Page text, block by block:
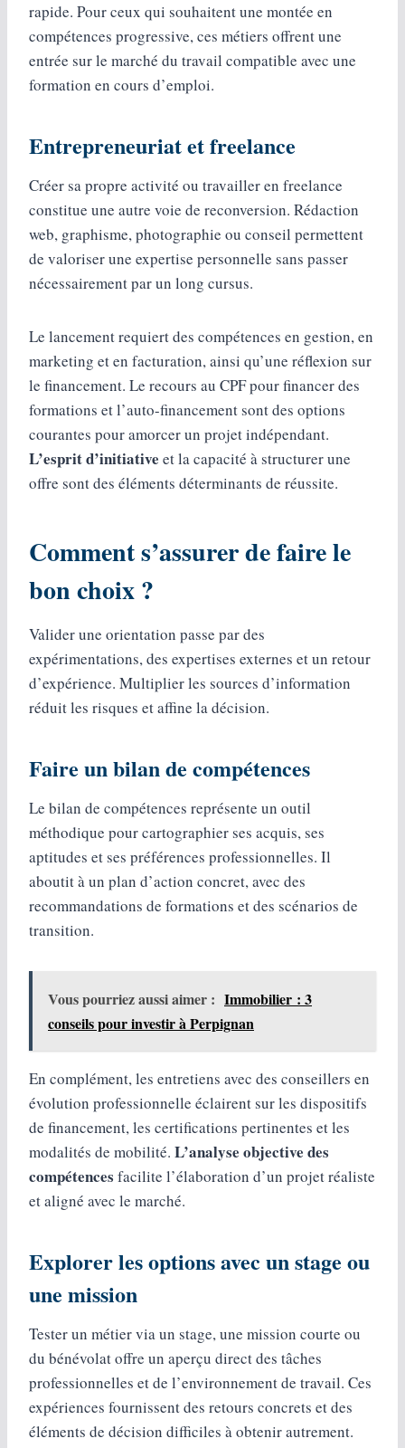
rapide. Pour ceux qui souhaitent une montée en
compétences progressive, ces métiers offrent une
entrée sur le marché du travail compatible avec une
formation en cours d’emploi.
Entrepreneuriat et freelance
Créer sa propre activité ou travailler en freelance
constitue une autre voie de reconversion. Rédaction
web, graphisme, photographie ou conseil permettent
de valoriser une expertise personnelle sans passer
nécessairement par un long cursus.
Le lancement requiert des compétences en gestion, en
marketing et en facturation, ainsi qu’une réflexion sur
le financement. Le recours au CPF pour financer des
formations et l’auto-financement sont des options
courantes pour amorcer un projet indépendant.
L’esprit d’initiative et la capacité à structurer une
offre sont des éléments déterminants de réussite.
Comment s’assurer de faire le
bon choix ?
Valider une orientation passe par des
expérimentations, des expertises externes et un retour
d’expérience. Multiplier les sources d’information
réduit les risques et affine la décision.
Faire un bilan de compétences
Le bilan de compétences représente un outil
méthodique pour cartographier ses acquis, ses
aptitudes et ses préférences professionnelles. Il
aboutit à un plan d’action concret, avec des
recommandations de formations et des scénarios de
transition.
Vous pourriez aussi aimer : Immobilier : 3
conseils pour investir à Perpignan
En complément, les entretiens avec des conseillers en
évolution professionnelle éclairent sur les dispositifs
de financement, les certifications pertinentes et les
modalités de mobilité. L’analyse objective des
compétences facilite l’élaboration d’un projet réaliste
et aligné avec le marché.
Explorer les options avec un stage ou
une mission
Tester un métier via un stage, une mission courte ou
du bénévolat offre un aperçu direct des tâches
professionnelles et de l’environnement de travail. Ces
expériences fournissent des retours concrets et des
éléments de décision difficiles à obtenir autrement.